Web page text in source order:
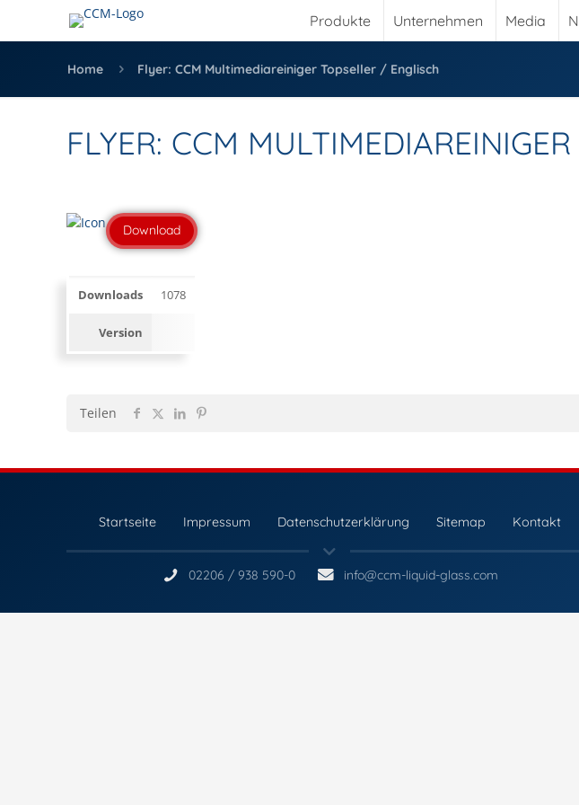
Produkte Unternehmen Media
Home Flyer: CCM Multimediareiniger Topseller / Englisch
FLYER: CCM
Download
Downloads 1078
Version
Teilen
Startseite Impressum Datenschutzerklärung Sitemap Kontakt
02206 / 938 590-0 info@ccm-liquid-glass.com